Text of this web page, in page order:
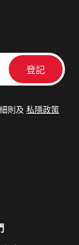
細則及 私隱政策